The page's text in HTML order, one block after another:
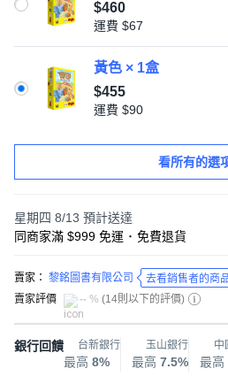
$460
運費 $67
黃色 × 1盒
$455
運費 $90
看所有的選
星期四 8/13 預計送達
同商家滿 $999 免運 ･ 免費退貨
賣家： 黎銘圖書有限公司
去看銷售者的商
賣家評價
-- % (14則以下的評價)
銀行回饋 台新銀行
最高 8%
玉山銀行
最高 7.5%
中
最高